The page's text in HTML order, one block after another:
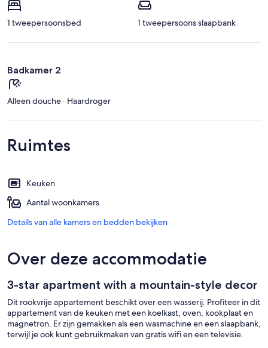
1 tweepersoonsbed 1 tweepersoons slaapbank
Badkamer 2
Alleen douche · Haardroger
Ruimtes
Keuken
Aantal woonkamers
Details van alle kamers en bedden bekijken
Over deze accommodatie
3-star apartment with a mountain-style decor
Dit rookvrije appartement beschikt over een wasserij. Profiteer in dit
appartement van de keuken met een koelkast, oven, kookplaat en
magnetron. Er zijn gemakken als een wasmachine en een slaapbank,
terwijl je ook kunt gebruikmaken van gratis wifi en een televisie.